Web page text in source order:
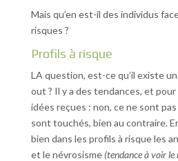
Mais qu’en est-il des individus
risques ?
Profils à risque
LA question, est-ce qu’il existe
out ? Il y a des tendances, et pour
idées reçues : non, ce ne sont
sont touchés, bien au contraire.
bien dans les profils à risque les
et le névrosisme (tendance à voir le